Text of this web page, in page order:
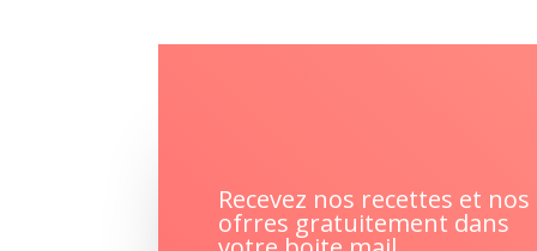
Recevez nos recettes et nos
ofrres gratuitement dans